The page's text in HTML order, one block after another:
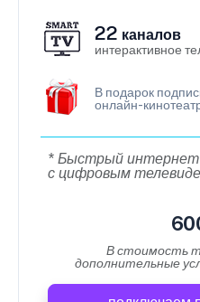
22 каналов
интерактивное
В подарок
онлайн-
* Быстрый интернет
с цифровым
В стоимость
дополнительные